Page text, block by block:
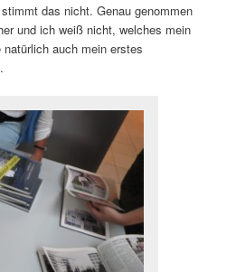
das nicht. Genau genommen
und ich weiß nicht, welches mein
auch mein erstes